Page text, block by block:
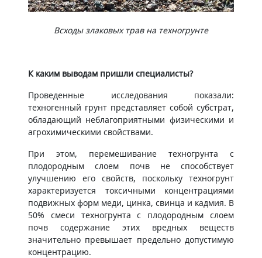
Всходы злаковых трав на техногрунте
К каким выводам пришли специалисты?
Проведенные исследования показали:
техногенный грунт представляет собой субстрат,
обладающий неблагоприятными физическими и
агрохимическими свойствами.
При этом, перемешивание техногрунта с
плодородным слоем почв не способствует
улучшению его свойств, поскольку техногрунт
характеризуется токсичными концентрациями
подвижных форм меди, цинка, свинца и кадмия. В
50% смеси техногрунта с плодородным слоем
почв содержание этих вредных веществ
значительно превышает предельно допустимую
концентрацию.